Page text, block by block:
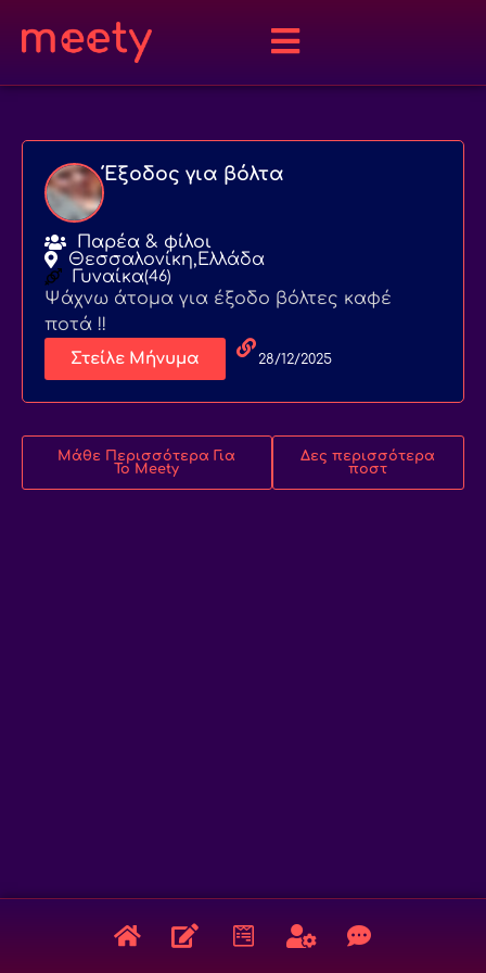
Έξοδος για βόλτα
Παρέα & φίλοι
Θεσσαλονίκη,Ελλάδα
Γυναίκα(46)
Ψάχνω άτομα για έξοδο βόλτες καφέ
ποτά !!
Στείλε Μήνυμα 28/12/2025
Μάθε Περισσότερα Για
Το Meety
Δες περισσότερα
ποστ